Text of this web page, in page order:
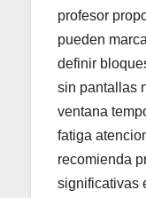
profesor
pueden
definir
sin pantallas
ventana
fatiga
recomienda
significativas